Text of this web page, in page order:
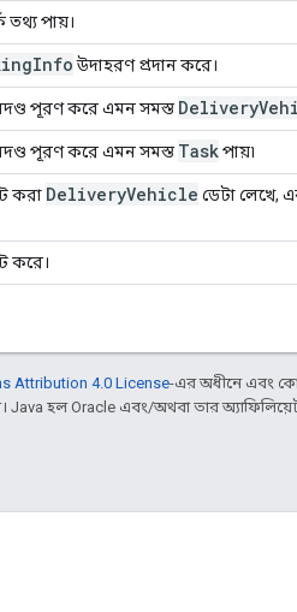
তথ্য পায়।
Infoউদাহরণ প্রদান করে।
পূরণ করে এমন সমস্ত Delivery
পূরণ করে এমন সমস্ত Taskপায়৷
করা DeliveryVehicle ডেটা লেখে,
করে।
Attribution 4.0 License-এর অধীনে এবং
Java হল Oracle এবং/অথবা তার অ্যাফিলিয়েট